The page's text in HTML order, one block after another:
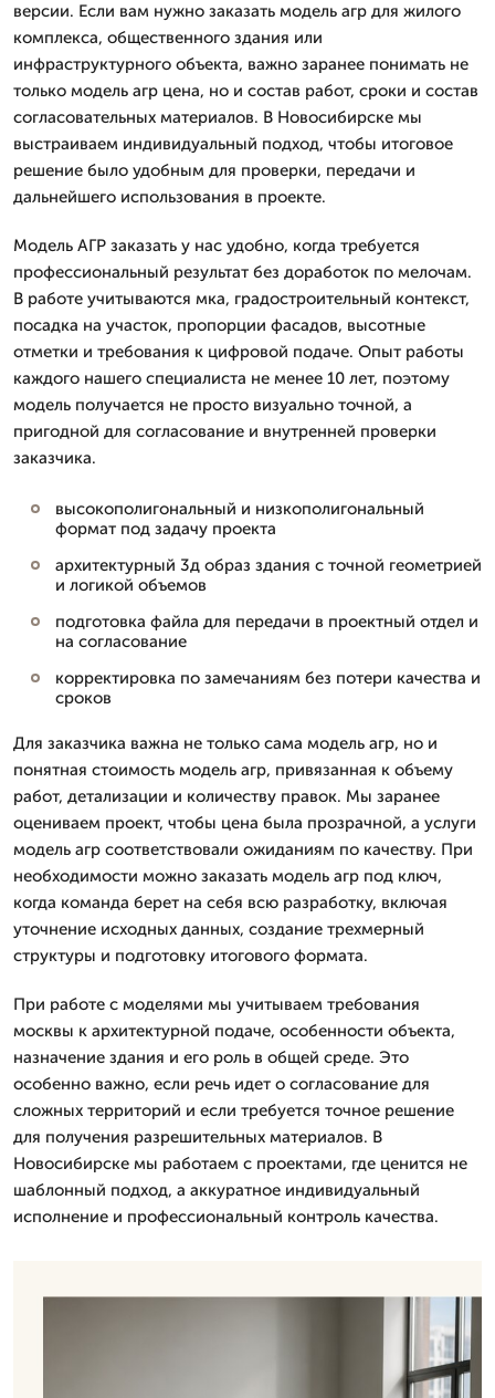
версии. Если вам нужно заказать модель агр для жилого
комплекса, общественного здания или
инфраструктурного объекта, важно заранее понимать не
только модель агр цена, но и состав работ, сроки и состав
согласовательных материалов. В Новосибирске мы
выстраиваем индивидуальный подход, чтобы итоговое
решение было удобным для проверки, передачи и
дальнейшего использования в проекте.
Модель АГР заказать у нас удобно, когда требуется
профессиональный результат без доработок по мелочам.
В работе учитываются мка, градостроительный контекст,
посадка на участок, пропорции фасадов, высотные
отметки и требования к цифровой подаче. Опыт работы
каждого нашего специалиста не менее 10 лет, поэтому
модель получается не просто визуально точной, а
пригодной для согласование и внутренней проверки
заказчика.
высокополигональный и низкополигональный
формат под задачу проекта
архитектурный 3д образ здания с точной геометрией
и логикой объемов
подготовка файла для передачи в проектный отдел и
на согласование
корректировка по замечаниям без потери качества и
сроков
Для заказчика важна не только сама модель агр, но и
понятная стоимость модель агр, привязанная к объему
работ, детализации и количеству правок. Мы заранее
оцениваем проект, чтобы цена была прозрачной, а услуги
модель агр соответствовали ожиданиям по качеству. При
необходимости можно заказать модель агр под ключ,
когда команда берет на себя всю разработку, включая
уточнение исходных данных, создание трехмерный
структуры и подготовку итогового формата.
При работе с моделями мы учитываем требования
москвы к архитектурной подаче, особенности объекта,
назначение здания и его роль в общей среде. Это
особенно важно, если речь идет о согласование для
сложных территорий и если требуется точное решение
для получения разрешительных материалов. В
Новосибирске мы работаем с проектами, где ценится не
шаблонный подход, а аккуратное индивидуальный
исполнение и профессиональный контроль качества.